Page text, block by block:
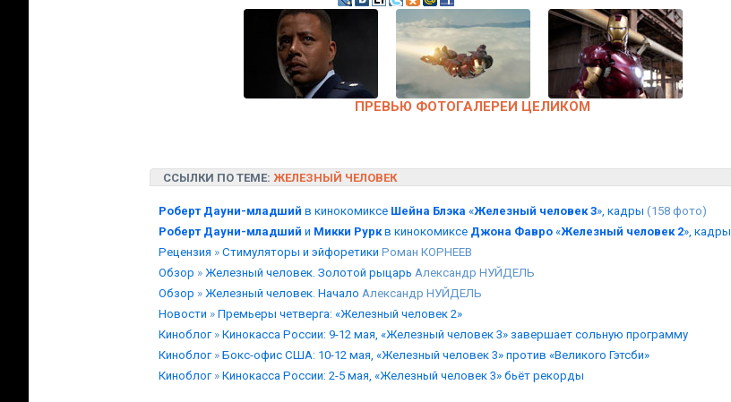
ПРЕВЬЮ ФОТОГАЛЕРЕИ ЦЕЛИКОМ
ССЫЛКИ ПО ТЕМЕ: ЖЕЛЕЗНЫЙ ЧЕЛОВЕК
Роберт Дауни-младший в кинокомиксе Шейна Блэка «Железный человек 3», кадры (158 фото)
Роберт Дауни-младший и Микки Руркв кинокомиксе Джона Фавро «Железный человек 2», кадры
Рецензия » Стимуляторы и эйфоретики Роман КОРНЕЕВ
Обзор » Железный человек. Золотой рыцарь Александр НУЙДЕЛЬ
Обзор » Железный человек. Начало Александр НУЙДЕЛЬ
Новости » Премьеры четверга: «Железный человек 2»
Киноблог» Кинокасса России: 9-12 мая, «Железный человек 3» завершает сольную программу
Киноблог» Бокс-офис США: 10-12 мая, «Железный человек 3» против «Великого Гэтсби»
Киноблог» Кинокасса России: 2-5 мая, «Железный человек 3» бьёт рекорды